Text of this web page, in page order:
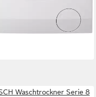
in 3 Wochen
Waschtrockner Serie 8